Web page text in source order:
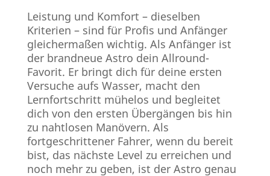
Leistung und Komfort – dieselben
Kriterien – sind für Profis und Anfänger
gleichermaßen wichtig. Als Anfänger ist
der brandneue Astro dein Allround-
Favorit. Er bringt dich für deine ersten
Versuche aufs Wasser, macht den
Lernfortschritt mühelos und begleitet
dich von den ersten Übergängen bis hin
zu nahtlosen Manövern. Als
fortgeschrittener Fahrer, wenn du bereit
bist, das nächste Level zu erreichen und
noch mehr zu geben, ist der Astro genau